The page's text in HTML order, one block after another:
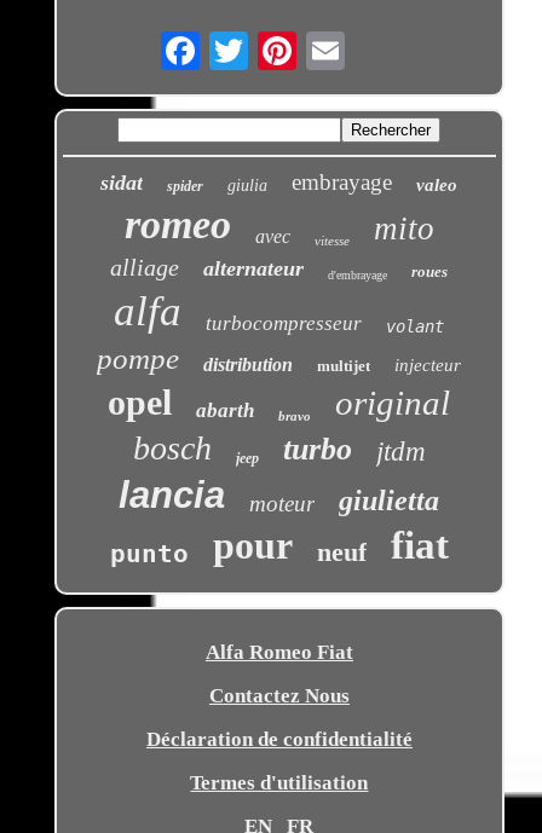
Email
sidat spider giulia embrayage valeo
romeo avec vitesse mito
alliage alternateur d'embrayage roues
alfa turbocompresseur volant
pompe distribution multijet injecteur
opel abarth bravo original
bosch jeep turbo jtdm
lancia moteur giulietta
punto pour neuf fiat
Alfa Romeo Fiat
Contactez Nous
Déclaration de confidentialité
Termes d'utilisation
EN
FR